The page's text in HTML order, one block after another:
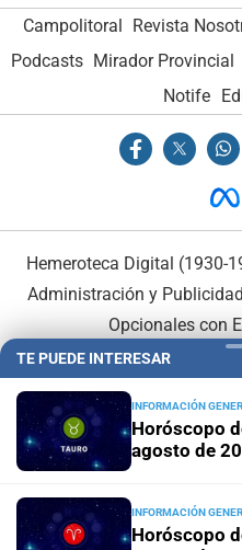
Campolitoral Revista
Podcasts Mirador Provincial
Notife
Hemeroteca Digital (1930-
Administración y Publicidad
Opcionales con
En
TE PUEDE INTERESAR
INFORMACIÓN
Horóscopo
agosto de
INFORMACIÓN
Horóscopo